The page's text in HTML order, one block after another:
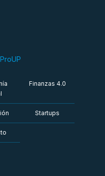
Finanzas 4.0
Startups